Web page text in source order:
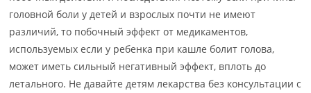
головной боли у детей и взрослых почти не имеют
различий, то побочный эффект от медикаментов,
используемых если у ребенка при кашле болит голова,
может иметь сильный негативный эффект, вплоть до
летального. Не давайте детям лекарства без консультации с